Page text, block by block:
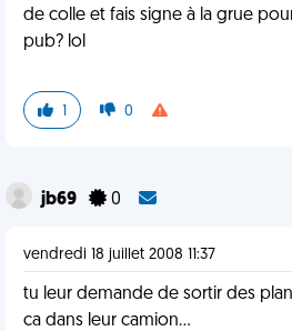
de colle et fais signe à la grue
pub? lol
1 0
jb69 0
vendredi 18 juillet 2008 11:37
tu leur demande de sortir des
ca dans leur camion...